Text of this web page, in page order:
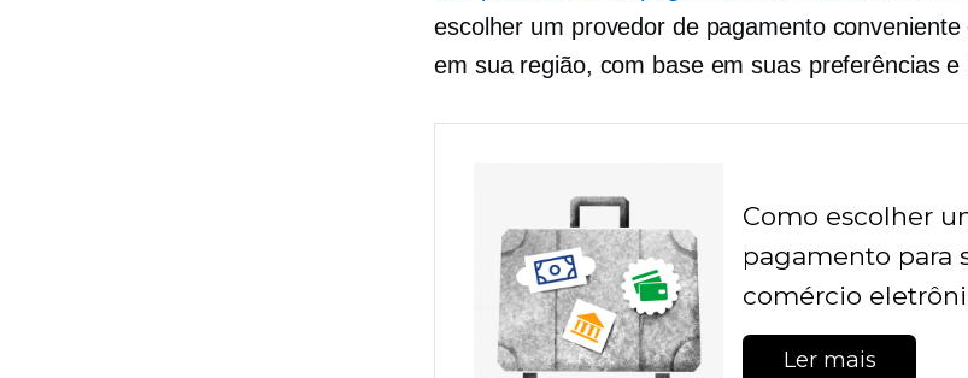
escolher um provedor de pagamento conveniente
em sua região, com base em suas preferências e
Como escolher
pagamento para
comércio
Ler mais